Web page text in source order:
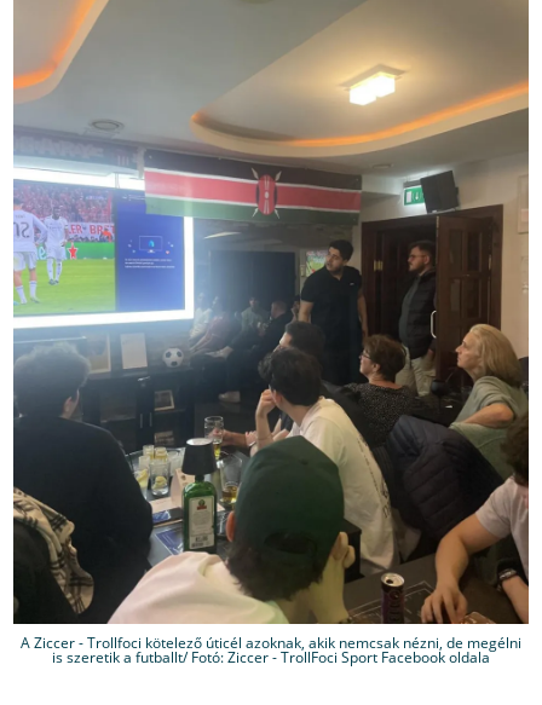
A Ziccer - Trollfoci kötelező úticél azoknak, akik nemcsak nézni, de megélni
is szeretik a futballt/ Fotó: Ziccer - TrollFoci Sport Facebook oldala